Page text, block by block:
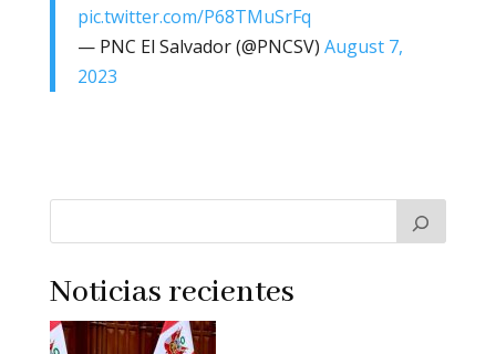
pic.twitter.com/P68TMuSrFq
— PNC El Salvador (@PNCSV) August 7,
2023
Noticias recientes